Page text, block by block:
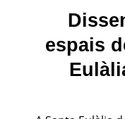
espais